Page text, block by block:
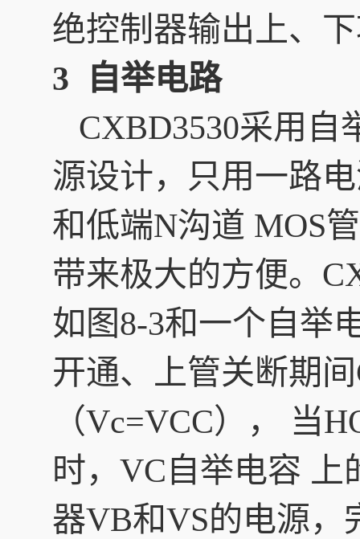
绝控制器输出上、
3 自举电路
CXBD3530采用自
源设计，只用一路
和低端N沟道 MOS
带来极大的方便。
如图8-3和一个自举
开通、上管关断期
（Vc=VCC）， 当
时，VC自举电容
器VB和VS的电源，